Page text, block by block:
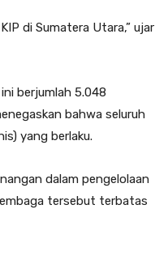
di Sumatera Utara,” ujar
berjumlah 5.048
bahwa seluruh
yang berlaku.
dalam pengelolaan
tersebut terbatas